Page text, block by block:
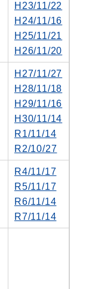
H23/11/22
H24/11/16
H25/11/21
H26/11/20
H27/11/27
H28/11/18
H29/11/16
H30/11/14
R1/11/14
R2/10/27
R4/11/17
R5/11/17
R6/11/14
R7/11/14